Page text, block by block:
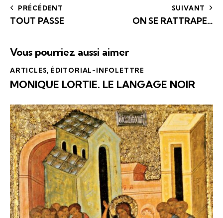
PRÉCÉDENT
TOUT PASSE
SUIVANT
ON SE RATTRAPE…
Vous pourriez aussi aimer
ARTICLES ÉDITORIAL-INFOLETTRE
MONIQUE LORTIE. LE LANGAGE NOIR